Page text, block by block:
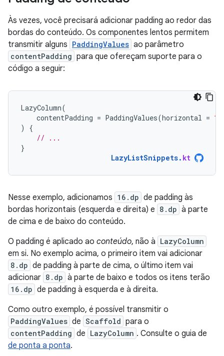
Às vezes, você precisará adicionar padding ao redor das
bordas do conteúdo. Os componentes lentos permitem
transmitir alguns PaddingValues ao parâmetro
contentPadding para que ofereçam suporte para o
código a seguir:
LazyColumn(
contentPadding = PaddingValues(horizontal =
)
{
// ...
}
LazyListSnippets. kt
Nesse exemplo, adicionamos 16.dp de padding às
bordas horizontais (esquerda e direita) e 8.dp à parte
de cima e de baixo do conteúdo.
O padding é aplicado ao conteúdo, não à LazyColumn
em si. No exemplo acima, o primeiro item vai adicionar
8.dp de padding à parte de cima, o último item vai
adicionar 8.dp à parte de baixo e todos os itens terão
16.dp de padding à esquerda e à direita.
Como outro exemplo, é possível transmitir o
PaddingValues de Scaffold para o
contentPadding de LazyColumn . Consulte o guia de
de ponta a ponta.